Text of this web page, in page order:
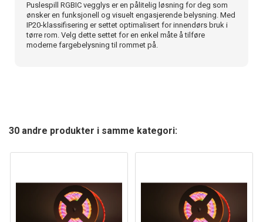
Puslespill RGBIC vegglys er en pålitelig løsning for deg som
ønsker en funksjonell og visuelt engasjerende belysning. Med
IP20-klassifisering er settet optimalisert for innendørs bruk i
tørre rom. Velg dette settet for en enkel måte å tilføre
moderne fargebelysning til rommet på.
30 andre produkter i samme kategori: